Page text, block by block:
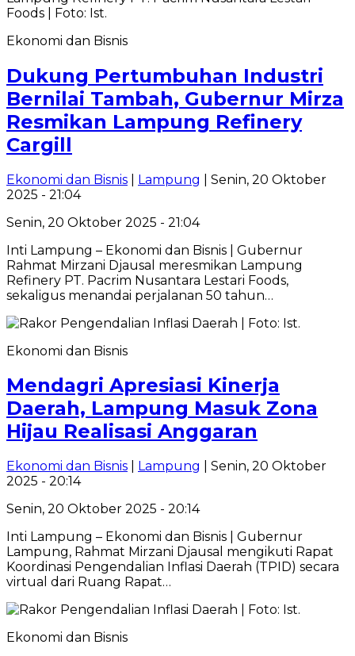
Ekonomi dan Bisnis
Dukung Pertumbuhan Industri
Bernilai Tambah, Gubernur Mirza
Resmikan Lampung Refinery
Cargill
Ekonomi dan Bisnis Lampung
| Senin, 20 Oktober
2025 - 21:04
Senin, 20 Oktober 2025 - 21:04
Inti Lampung – Ekonomi dan Bisnis | Gubernur
Rahmat Mirzani Djausal meresmikan Lampung
Refinery PT. Pacrim Nusantara Lestari Foods,
sekaligus menandai perjalanan 50 tahun…
Ekonomi dan Bisnis
Mendagri Apresiasi Kinerja
Daerah, Lampung Masuk Zona
Hijau Realisasi Anggaran
Ekonomi dan Bisnis Lampung
| Senin, 20 Oktober
2025 - 20:14
Senin, 20 Oktober 2025 - 20:14
Inti Lampung – Ekonomi dan Bisnis | Gubernur
Lampung, Rahmat Mirzani Djausal mengikuti Rapat
Koordinasi Pengendalian Inflasi Daerah (TPID) secara
virtual dari Ruang Rapat…
Ekonomi dan Bisnis